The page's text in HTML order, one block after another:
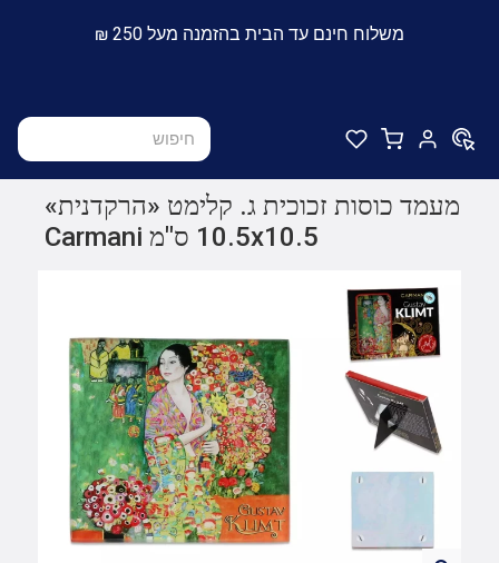
משלוח חינם עד הבית בהזמנה מעל 250 ₪
מעמד כוסות זכוכית ג. קלימט «הרקדנית»
10.5x10.5 ס"מ Carmani